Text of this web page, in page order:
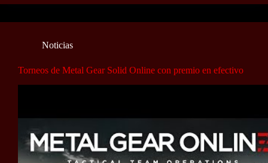
Noticias
Torneos de Metal Gear Solid Online con premio en efectivo